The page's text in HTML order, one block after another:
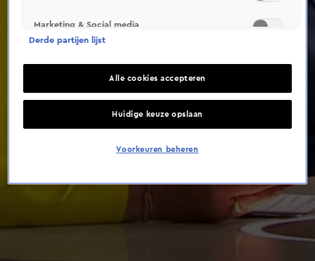
Marketing & Social media
Derde partijen lijst
Alle cookies accepteren
Huidige keuze opslaan
Voorkeuren beheren